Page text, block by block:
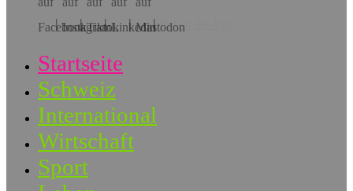
Hol dir die App!
Startseite
Schweiz
International
Wirtschaft
Sport